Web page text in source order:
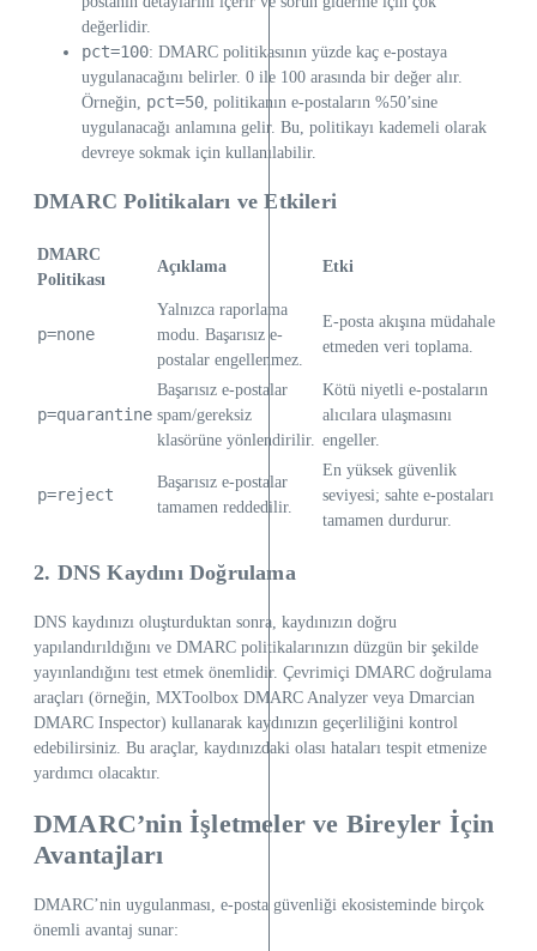
değerlidir.
pct=100: DMARC politikasının yüzde kaç e-postaya
uygulanacağını belirler. 0 ile 100 arasında bir değer alır.
Örneğin, pct=50, politikanın e-postaların %50’sine
uygulanacağı anlamına gelir. Bu, politikayı kademeli olarak
devreye sokmak için kullanılabilir.
DMARC Politikaları ve Etkileri
DMARC
Politikası
Açıklama Etki
p=none
Yalnızca raporlama
modu. Başarısız e-
postalar engellenmez.
E-posta akışına müdahale
etmeden veri toplama.
p=quarantine
Başarısız e-postalar
spam/gereksiz
klasörüne yönlendirilir.
Kötü niyetli e-postaların
alıcılara ulaşmasını
engeller.
p=reject
Başarısız e-postalar
tamamen reddedilir.
En yüksek güvenlik
seviyesi; sahte e-postaları
tamamen durdurur.
2. DNS Kaydını Doğrulama
DNS kaydınızı oluşturduktan sonra, kaydınızın doğru
yapılandırıldığını ve DMARC politikalarınızın düzgün bir şekilde
yayınlandığını test etmek önemlidir. Çevrimiçi DMARC doğrulama
araçları (örneğin, MXToolbox DMARC Analyzer veya Dmarcian
DMARC Inspector) kullanarak kaydınızın geçerliliğini kontrol
edebilirsiniz. Bu araçlar, kaydınızdaki olası hataları tespit etmenize
yardımcı olacaktır.
DMARC’nin İşletmeler ve Bireyler İçin
Avantajları
DMARC’nin uygulanması, e-posta güvenliği ekosisteminde birçok
önemli avantaj sunar: